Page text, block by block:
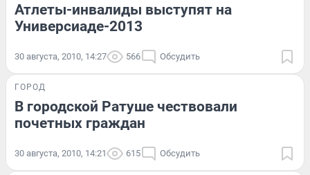
Атлеты-инвалиды выступят на
Универсиаде-2013
30 августа, 2010, 14:27 566 Обсудить
ГОРОД
В городской Ратуше чествовали
почетных граждан
30 августа, 2010, 14:21 615 Обсудить